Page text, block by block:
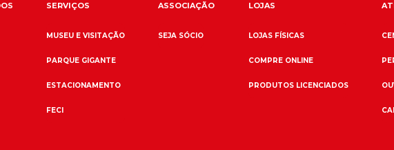
SERVIÇOS
MUSEU E VISITAÇÃO
PARQUE GIGANTE
ESTACIONAMENTO
FECI
ASSOCIAÇÃO
SEJA SÓCIO
LOJAS
LOJAS FÍSICAS
COMPRE ONLINE
PRODUTOS LICENCIADOS